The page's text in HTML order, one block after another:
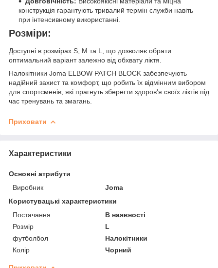
конструкція гарантують тривалий термін служби навіть
при інтенсивному використанні.
Розміри:
Доступні в розмірах S, M та L, що дозволяє обрати
оптимальний варіант залежно від обхвату ліктя.
Налокітники Joma ELBOW PATCH BLOCK забезпечують
надійний захист та комфорт, що робить їх відмінним вибором
для спортсменів, які прагнуть зберегти здоров'я своїх ліктів під
час тренувань та змагань.
Приховати
Характеристики
Основні атрибути
Виробник
Joma
Користувацькі характеристики
Постачання
В наявності
Розмір
L
футболбол
Налокітники
Колір
Чорний